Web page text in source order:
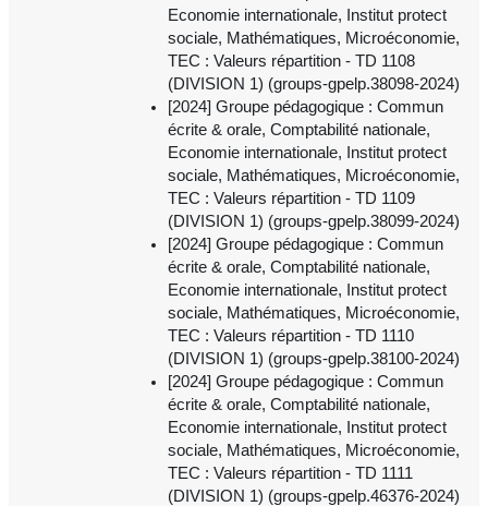
Economie internationale, Institut protect
sociale, Mathématiques, Microéconomie,
TEC : Valeurs répartition - TD 1108
(DIVISION 1) (groups-gpelp.38098-2024)
[2024] Groupe pédagogique : Commun
écrite & orale, Comptabilité nationale,
Economie internationale, Institut protect
sociale, Mathématiques, Microéconomie,
TEC : Valeurs répartition - TD 1109
(DIVISION 1) (groups-gpelp.38099-2024)
[2024] Groupe pédagogique : Commun
écrite & orale, Comptabilité nationale,
Economie internationale, Institut protect
sociale, Mathématiques, Microéconomie,
TEC : Valeurs répartition - TD 1110
(DIVISION 1) (groups-gpelp.38100-2024)
[2024] Groupe pédagogique : Commun
écrite & orale, Comptabilité nationale,
Economie internationale, Institut protect
sociale, Mathématiques, Microéconomie,
TEC : Valeurs répartition - TD 1111
(DIVISION 1) (groups-gpelp.46376-2024)